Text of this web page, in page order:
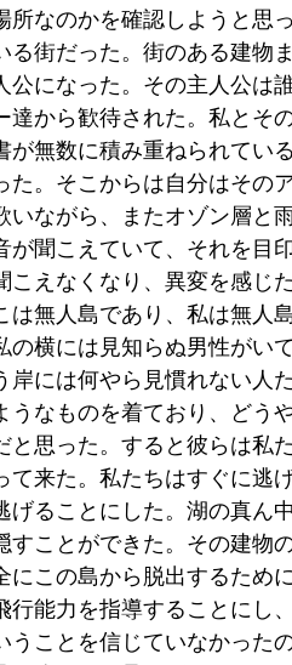
所なのかを確認しようと思
る街だった。街のある建物
公になった。その主人公は
達から歓待された。私とそ
が無数に積み重ねられてい
た。そこからは自分はその
いながら、またオゾン層と
聞こえていて、それを目
こえなくなり、異変を感じ
は無人島であり、私は無人
の横には見知らぬ男性がい
岸には何やら見慣れない人
うなものを着ており、どう
と思った。すると彼らは私
て来た。私たちはすぐに逃
げることにした。湖の真ん
すことができた。その建物
にこの島から脱出するため
行能力を指導することにし
うことを信じていなかった